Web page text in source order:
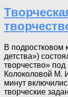
В подростковом
детства»)
творчество» под
Колоколовой М.
минут
творческие